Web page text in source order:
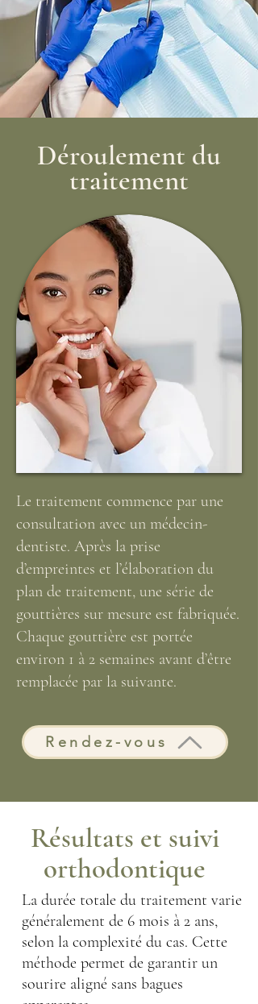
Déroulement du
traitement
Le traitement commence par une
consultation avec un médecin-
dentiste. Après la prise
d’empreintes et l’élaboration du
plan de traitement, une série de
gouttières sur mesure est fabriquée.
Chaque gouttière est portée
environ 1 à 2 semaines avant d’être
remplacée par la suivante.
Rendez-vous
Résultats et suivi
orthodontique
La durée totale du traitement varie
généralement de 6 mois à 2 ans,
selon la complexité du cas. Cette
méthode permet de garantir un
sourire aligné sans bagues